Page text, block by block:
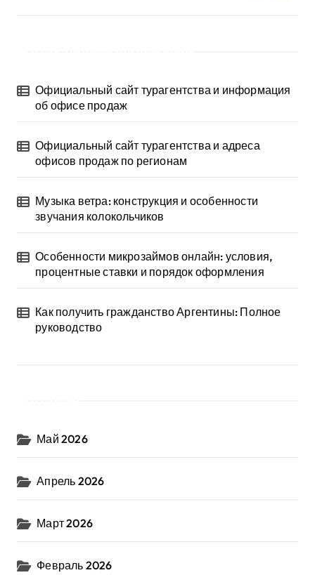
Официальный сайт турагентства и информация
об офисе продаж
Официальный сайт турагентства и адреса
офисов продаж по регионам
Музыка ветра: конструкция и особенности
звучания колокольчиков
Особенности микрозаймов онлайн: условия,
процентные ставки и порядок оформления
Как получить гражданство Аргентины: Полное
руководство
Май 2026
Апрель 2026
Март 2026
Февраль 2026